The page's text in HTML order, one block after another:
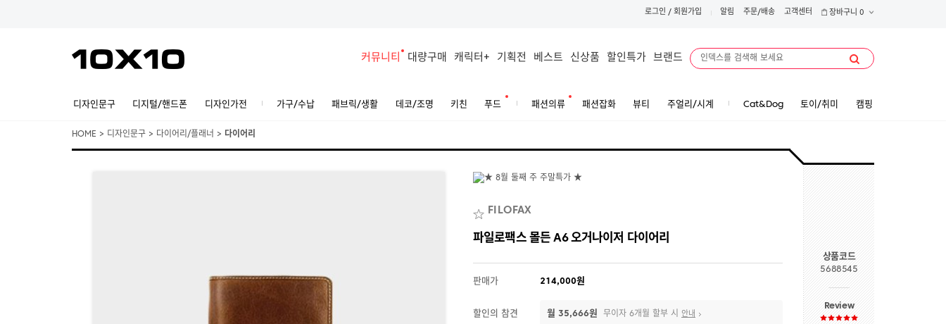
로그인 / 회원가입 알림 주문/배송 고객센터 장바구니 0
커뮤니티 대량구매 캐릭터+ 기획전 베스트 신상품 할인특가 브랜드
디자인문구 디지털/핸드폰 디자인가전 가구/수납 패브릭/생활 데코/조명 키친 푸드 패션의류 패션잡화 뷰티 주얼리/시계 Cat&Dog 토이/취미 캠핑
HOME > 디자인문구 > 다이어리/플래너 > 다이어리
FILOFAX
파일로팩스 몰든 A6 오거나이저 다이어리
판매가 214,000원
할인의 참견 월 35,666원 무이자 6개월 할부 시 안내
상품코드
5688545
Review